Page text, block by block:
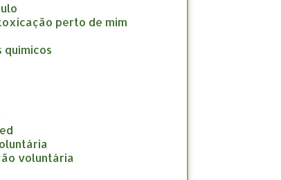
perto de mim
químicos
voluntária